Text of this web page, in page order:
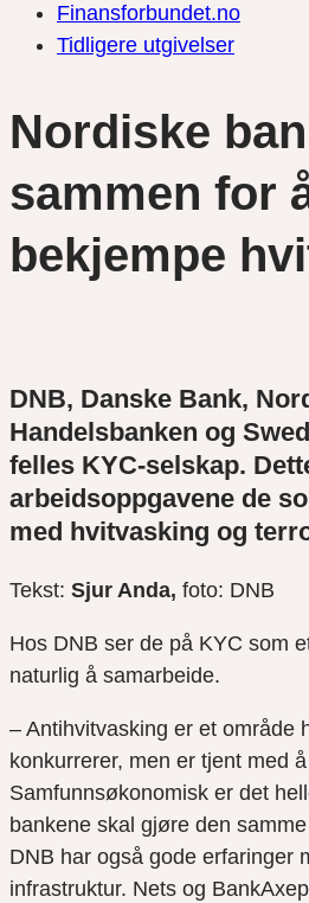
Finansforbundet.no
Tidligere utgivelser
Nordiske
sammen for
bekjempe
DNB, Danske Bank,
Handelsbanken og
felles KYC-selskap.
arbeidsoppgavene de
med hvitvasking og
Tekst: Sjur Anda, foto: DNB
Hos DNB ser de på KYC som
naturlig å samarbeide.
– Antihvitvasking er et område
konkurrerer, men er tjent med
Samfunnsøkonomisk er det
bankene skal gjøre den
DNB har også gode erfaringer
infrastruktur. Nets og